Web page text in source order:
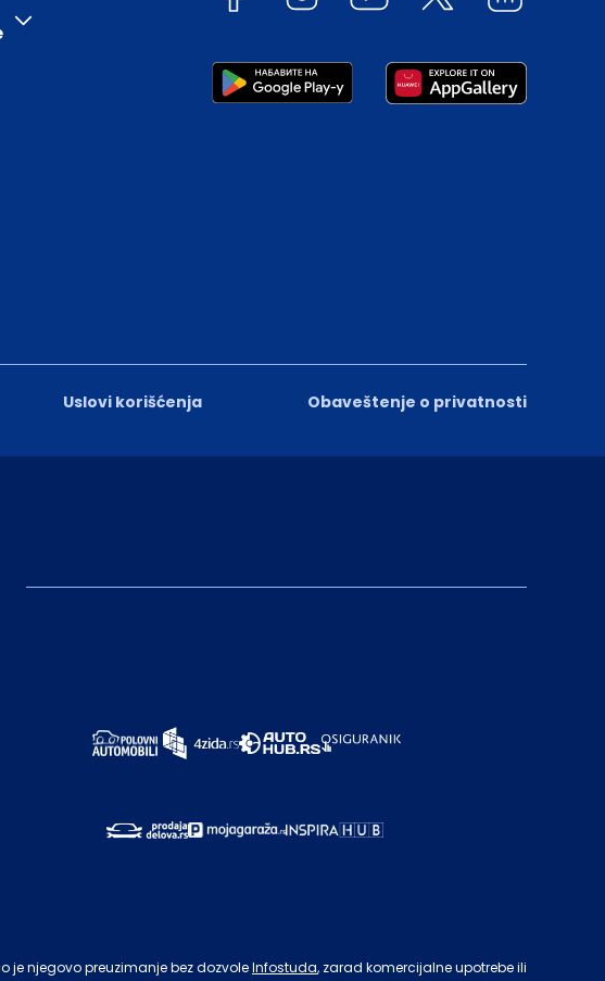
Uslovi korišćenja Obaveštenje o privatnosti
je njegovo preuzimanje bez dozvoleInfostuda, zarad komercijalne upotrebe ili